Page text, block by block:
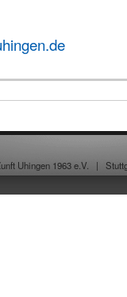
Uhingen 1963 e.V. |